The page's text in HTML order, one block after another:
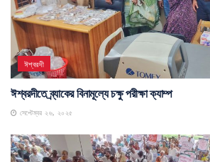
ঈশ্বরদী
ঈশ্বরদীতে ব্র্যাকের বিনামূল্যে চক্ষু পরীক্ষা ক্যাম্প
সেপ্টেম্বর ২৬, ২০২৫